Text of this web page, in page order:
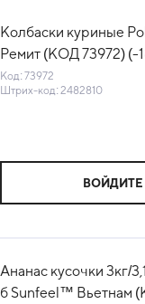
Колбаски куриные
Ремит (КОД 73972) (-
Код: 73972
Штрих-код: 2482810
ВОЙДИТЕ
Ананас кусочки 3кг/
б Sunfeel™ Вьетнам